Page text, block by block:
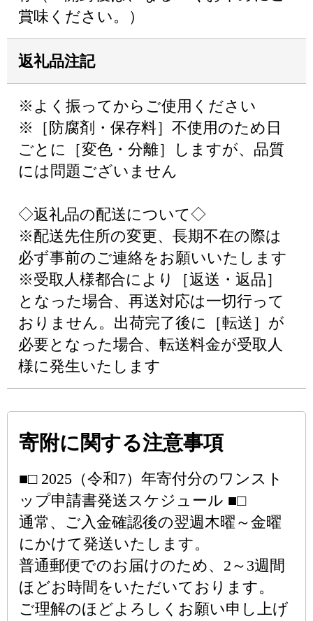
賞味ください。）
返礼品注記
※よく振ってからご使用ください
※［防腐剤・保存料］不使用のため日
ごとに［変色・分離］しますが、品質
には問題ございません
◇返礼品の配送について◇
※配送先住所の変更、長期不在の際は
必ず事前のご連絡をお願いいたします
※受取人様都合により［返送・返品］
となった場合、再送対応は一切行って
おりません。出荷完了後に［転送］が
必要となった場合、転送料金が受取人
様に発生いたします
寄附に関する注意事項
■□ 2025（令和7）年寄付分のワンスト
ップ申請書発送スケジュール ■□
通常、ご入金確認後の翌週木曜～金曜
にかけて発送いたします。
普通郵便でのお届けのため、2～3週間
ほどお時間をいただいております。
ご理解のほどよろしくお願い申し上げ